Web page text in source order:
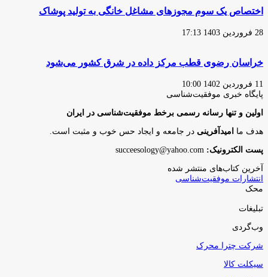
اختصاص یک سوم مجوزهای مشاغل خانگی به تولید پوشاک
28 فروردین 1403 17:13
خراسان رضوی قطب مرکز داده در شرق کشور می‌شود
11 فروردین 1402 10:00
پایگاه‌ خبری موفقیت‌شناسی
اولین و تنها رسانه رسمی برخط موفقیت‌شناسی در ایران
هدف ما امیدآفرینی در جامعه و ایجاد حس خوب و مثبت است.
پست الکترونیک:
آخرین کتاب‌های منتشر شده
انتشارات موفقیت‌شناسی
محک
تبلیغات
وب‌گردی
شرکت چترا محرک
سیکلت کالا